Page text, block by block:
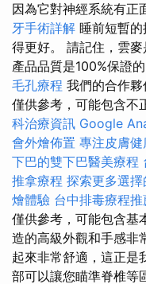
因為它對神經系統有正
牙手術詳解 睡前短暫
得更好。 請記住，雲
產品品質是10​​0%保證的
毛孔療程 我們的合作
僅供參考，可能包含不
科治療資訊 Google
會外燴佈置 專注皮膚
下巴的雙下巴醫美療程
推拿療程 探索更多選擇
燴體驗 台中排毒療程推
僅供參考，可能包含基
造的高級外觀和手感非
起來非常舒適，這正是
部可以讓您瞄準脊椎等